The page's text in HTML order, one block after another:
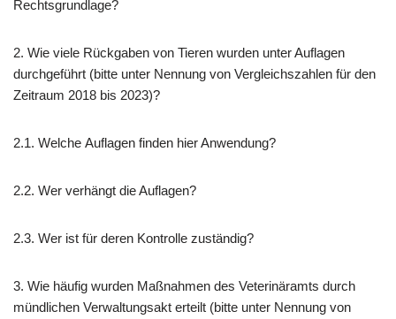
Rechtsgrundlage?
2. Wie viele Rückgaben von Tieren wurden unter Auflagen
durchgeführt (bitte unter Nennung von Vergleichszahlen für den
Zeitraum 2018 bis 2023)?
2.1. Welche Auflagen finden hier Anwendung?
2.2. Wer verhängt die Auflagen?
2.3. Wer ist für deren Kontrolle zuständig?
3. Wie häufig wurden Maßnahmen des Veterinäramts durch
mündlichen Verwaltungsakt erteilt (bitte unter Nennung von